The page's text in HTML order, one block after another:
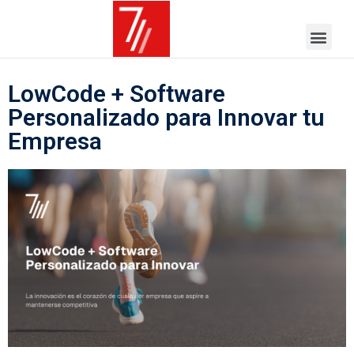
LowCode + Software
Personalizado para Innovar tu
Empresa